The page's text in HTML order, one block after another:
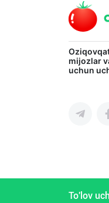
mijozlar
uchun
To'lov